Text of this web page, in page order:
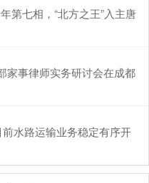
第七相，“北方之王”入主唐
家事律师实务研讨会在成都
水路运输业务稳定有序开